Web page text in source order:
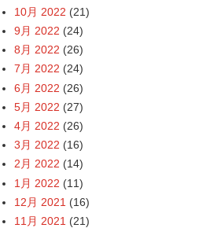
10月 2022 (21)
9月 2022 (24)
8月 2022 (26)
7月 2022 (24)
6月 2022 (26)
5月 2022 (27)
4月 2022 (26)
3月 2022 (16)
2月 2022 (14)
1月 2022 (11)
12月 2021 (16)
11月 2021 (21)